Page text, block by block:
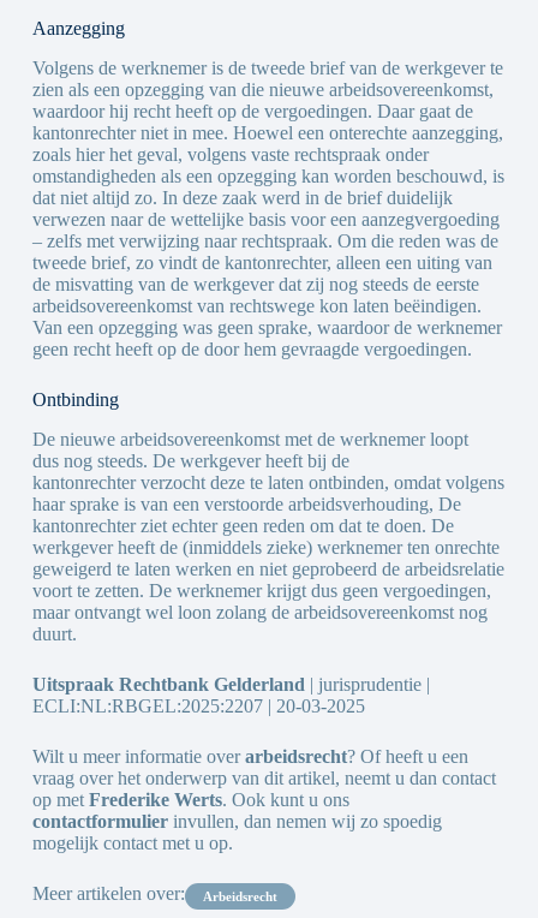
Aanzegging
Volgens de werknemer is de tweede brief van de werkgever te
zien als een opzegging van die nieuwe arbeidsovereenkomst,
waardoor hij recht heeft op de vergoedingen. Daar gaat de
kantonrechter niet in mee. Hoewel een onterechte aanzegging,
zoals hier het geval, volgens vaste rechtspraak onder
omstandigheden als een opzegging kan worden beschouwd, is
dat niet altijd zo. In deze zaak werd in de brief duidelijk
verwezen naar de wettelijke basis voor een aanzegvergoeding
– zelfs met verwijzing naar rechtspraak. Om die reden was de
tweede brief, zo vindt de kantonrechter, alleen een uiting van
de misvatting van de werkgever dat zij nog steeds de eerste
arbeidsovereenkomst van rechtswege kon laten beëindigen.
Van een opzegging was geen sprake, waardoor de werknemer
geen recht heeft op de door hem gevraagde vergoedingen.
Ontbinding
De nieuwe arbeidsovereenkomst met de werknemer loopt
dus nog steeds. De werkgever heeft bij de
kantonrechter verzocht deze te laten ontbinden, omdat volgens
haar sprake is van een verstoorde arbeidsverhouding, De
kantonrechter ziet echter geen reden om dat te doen. De
werkgever heeft de (inmiddels zieke) werknemer ten onrechte
geweigerd te laten werken en niet geprobeerd de arbeidsrelatie
voort te zetten. De werknemer krijgt dus geen vergoedingen,
maar ontvangt wel loon zolang de arbeidsovereenkomst nog
duurt.
Uitspraak Rechtbank Gelderland | jurisprudentie |
ECLI:NL:RBGEL:2025:2207 | 20-03-2025
Wilt u meer informatie overarbeidsrecht? Of heeft u een
vraag over het onderwerp van dit artikel, neemt u dan contact
op met Frederike Werts. Ook kunt u ons
contactformulierinvullen, dan nemen wij zo spoedig
mogelijk contact met u op.
Meer artikelen over: arbeidsrecht